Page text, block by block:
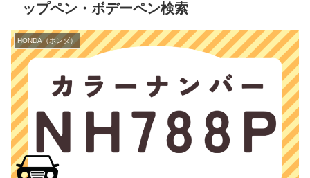
ップペン・ボデーペン検索
HONDA（ホンダ）